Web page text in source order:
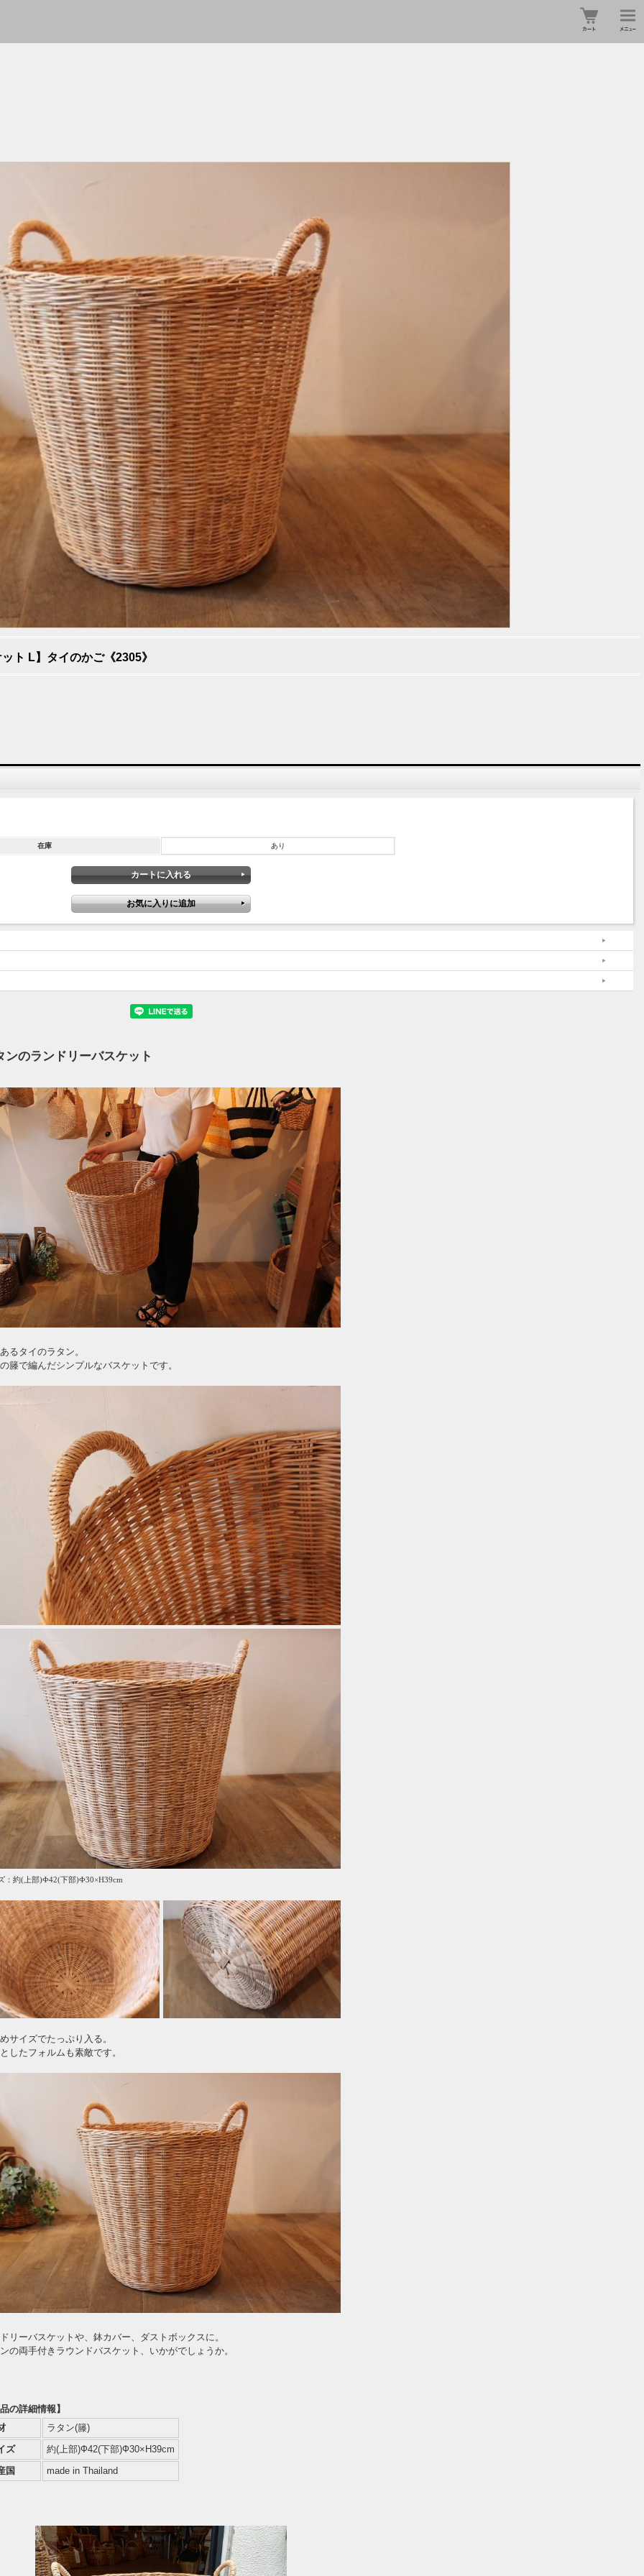
ト L】タイのかご《2305》
在庫 あり
ンのランドリーバスケット
るタイのラタン。
籐で編んだシンプルなバスケットです。
：約(上部)Ф42(下部)Ф30×H39cm
サイズでたっぷり入る。
したフォルムも素敵です。
リーバスケットや、鉢カバー、ダストボックスに。
の両手付きラウンドバスケット、いかがでしょうか。
の詳細情報】
ラタン(籐)
ズ
約(上部)Ф42(下部)Ф30×H39cm
国
made in Thailand